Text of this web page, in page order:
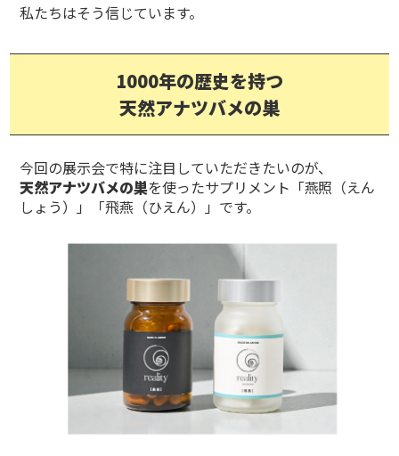
私たちはそう信じています。
1000年の歴史を持つ
天然アナツバメの巣
今回の展示会で特に注目していただきたいのが、
天然アナツバメの巣を使ったサプリメント「燕照（えん
しょう）」「飛燕（ひえん）」です。